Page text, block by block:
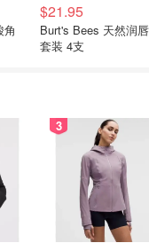
$21.95
Burt's Bees 天然润
套装 4支
3